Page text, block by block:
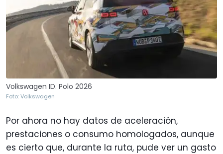
Volkswagen ID. Polo 2026
Foto: Volkswagen
Por ahora no hay datos de aceleración,
prestaciones o consumo homologados, aunque
es cierto que, durante la ruta, pude ver un gasto